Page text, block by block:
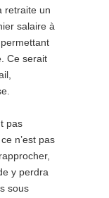
retraite un
salaire à
Ce serait
pas
n’est pas
y perdra
sous